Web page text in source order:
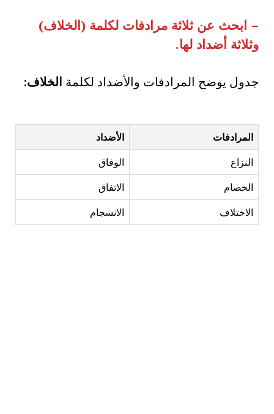
– ابحث عن ثلاثة مرادفات لكلمة (الخلاف)
وثلاثة أضداد لها.
جدول يوضح المرادفات والأضداد لكلمة الخلاف:
المرادفات
الأضداد
النزاع
الوفاق
الخصام
الاتفاق
الاختلاف
الانسجام